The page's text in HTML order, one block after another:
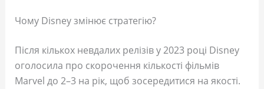
Чому Disney змінює стратегію?
Після кількох невдалих релізів у 2023 році Disney
оголосила про скорочення кількості фільмів
Marvel до 2–3 на рік, щоб зосередитися на якості.